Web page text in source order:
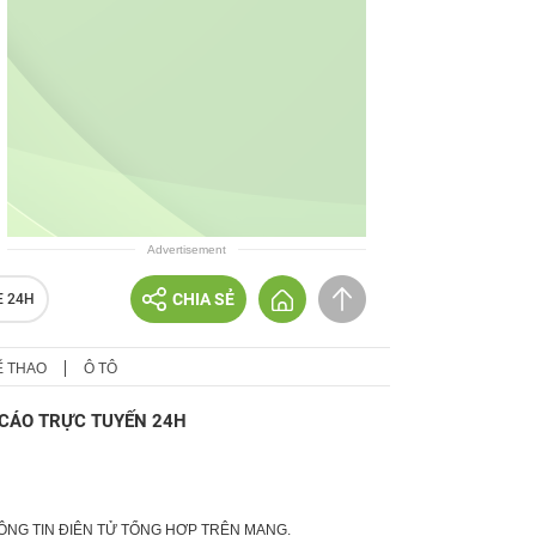
Advertisement
24H CHIA SẺ
THAO Ô TÔ
TRỰC TUYẾN 24H
TIN ĐIỆN TỬ TỔNG HỢP TRÊN MẠNG.